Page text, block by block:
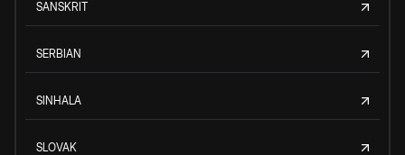
SANSKRIT
SERBIAN
SINHALA
SLOVAK